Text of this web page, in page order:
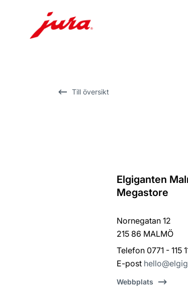
Till översikt
Tillbaka
Elgiganten
Megastore
Nornegatan 12
215 86 MALMÖ
Telefon 0771 - 115
E-post
Webbplats